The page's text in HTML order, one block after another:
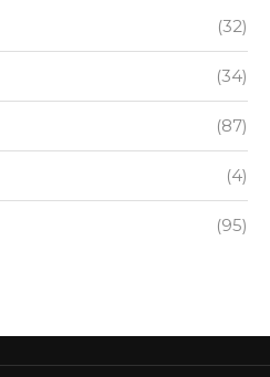
(32)
(34)
(87)
(4)
(95)